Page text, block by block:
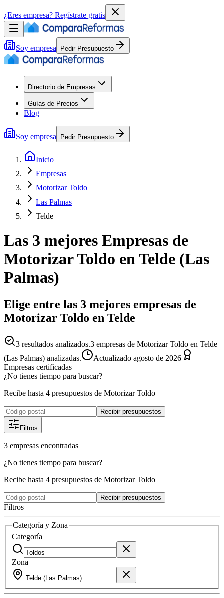
¿Eres empresa? Regístrate gratis
Soy empresa Pedir Presupuesto
Directorio de Empresas
Guías de Precios
Blog
Soy empresa Pedir Presupuesto
Inicio
Empresas
Motorizar Toldo
Las Palmas
Telde
Las 3 mejores Empresas de
Motorizar Toldo enTelde (Las
Palmas)
Elige entre las 3 mejores empresas de
Motorizar Toldo en Telde
3 resultados analizados.3 empresas de Motorizar Toldo en Telde
(Las Palmas) analizadas.
Actualizado agosto de 2026
Empresas certificadas
¿No tienes tiempo para buscar?
Recibe hasta 4 presupuestos de Motorizar Toldo
Recibir presupuestos
Filtros
3 empresas encontradas
¿No tienes tiempo para buscar?
Recibe hasta 4 presupuestos de Motorizar Toldo
Recibir presupuestos
Filtros
Categoría y Zona
Categoría
Zona